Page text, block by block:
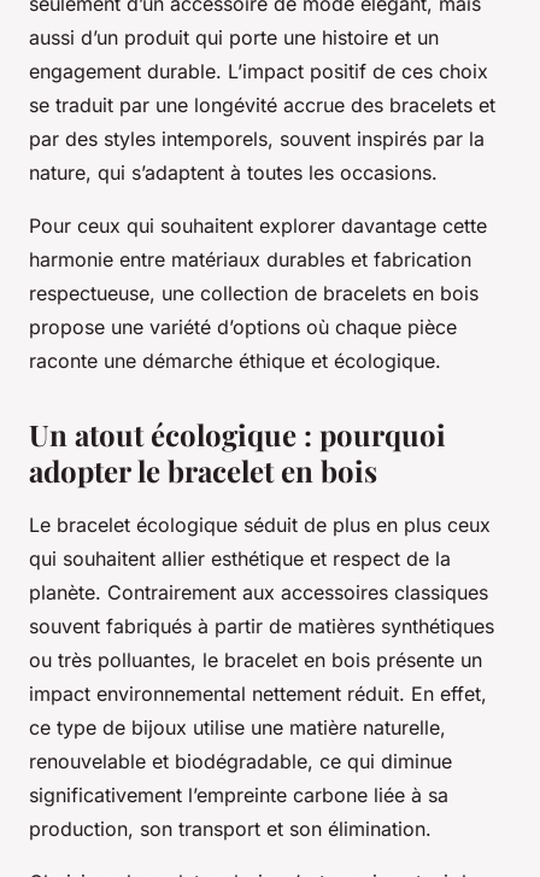
aussi d’un produit qui porte une histoire et un
engagement durable. L’impact positif de ces choix
se traduit par une longévité accrue des bracelets et
par des styles intemporels, souvent inspirés par la
nature, qui s’adaptent à toutes les occasions.
Pour ceux qui souhaitent explorer davantage cette
harmonie entre matériaux durables et fabrication
respectueuse, une collection de bracelets en bois
propose une variété d’options où chaque pièce
raconte une démarche éthique et écologique.
Un atout écologique : pourquoi
adopter le bracelet en bois
Le bracelet écologique séduit de plus en plus ceux
qui souhaitent allier esthétique et respect de la
planète. Contrairement aux accessoires classiques
souvent fabriqués à partir de matières synthétiques
ou très polluantes, le bracelet en bois présente un
impact environnemental nettement réduit. En effet,
ce type de bijoux utilise une matière naturelle,
renouvelable et biodégradable, ce qui diminue
significativement l’empreinte carbone liée à sa
production, son transport et son élimination.